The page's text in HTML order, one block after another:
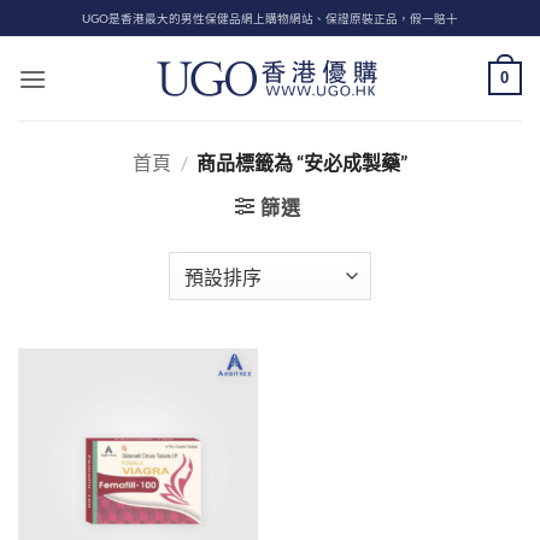
to
content
UGO是香港最大的男性保健品網上購物網站、保證原裝正品，假一賠十
0
首頁 / 商品標籤為 “安必成製藥”
篩選